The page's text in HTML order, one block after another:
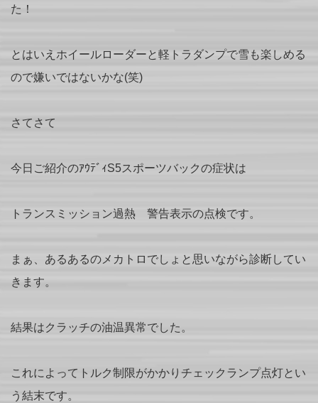
た！
とはいえホイールローダーと軽トラダンプで雪も楽しめる
ので嫌いではないかな(笑)
さてさて
今日ご紹介のｱｳﾃﾞｨS5スポーツバックの症状は
トランスミッション過熱 警告表示の点検です。
まぁ、あるあるのメカトロでしょと思いながら診断してい
きます。
結果はクラッチの油温異常でした。
これによってトルク制限がかかりチェックランプ点灯とい
う結末です。